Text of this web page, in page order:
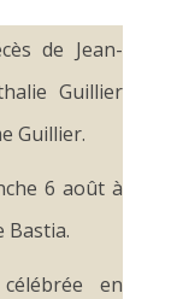
de Jean-
Guillier
Guillier.
6 août à
Bastia.
en